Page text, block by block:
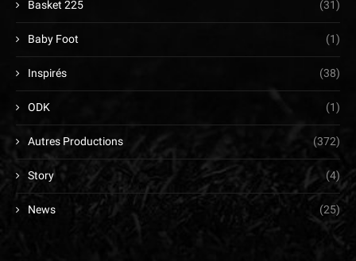
Basket 225 (31)
Baby Foot (1)
Inspirés (38)
ODK (1)
Autres Productions (372)
Story (4)
News (25)